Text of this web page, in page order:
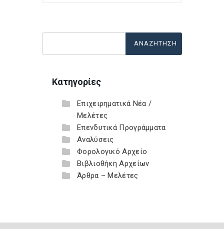
Κατηγορίες
Επιχειρηματικά Νέα /
Μελέτες
Επενδυτικά Προγράμματα
Αναλύσεις
Φορολογικό Αρχείο
Βιβλιοθήκη Αρχείων
Άρθρα – Μελέτες